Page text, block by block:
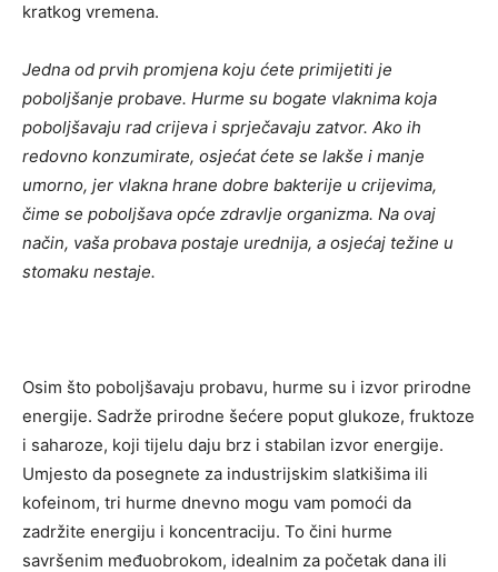
kratkog vremena.
Jedna od prvih promjena koju ćete primijetiti je
poboljšanje probave. Hurme su bogate vlaknima koja
poboljšavaju rad crijeva i sprječavaju zatvor. Ako ih
redovno konzumirate, osjećat ćete se lakše i manje
umorno, jer vlakna hrane dobre bakterije u crijevima,
čime se poboljšava opće zdravlje organizma. Na ovaj
način, vaša probava postaje urednija, a osjećaj težine u
stomaku nestaje.
Osim što poboljšavaju probavu, hurme su i izvor prirodne
energije. Sadrže prirodne šećere poput glukoze, fruktoze
i saharoze, koji tijelu daju brz i stabilan izvor energije.
Umjesto da posegnete za industrijskim slatkišima ili
kofeinom, tri hurme dnevno mogu vam pomoći da
zadržite energiju i koncentraciju. To čini hurme
savršenim međuobrokom, idealnim za početak dana ili